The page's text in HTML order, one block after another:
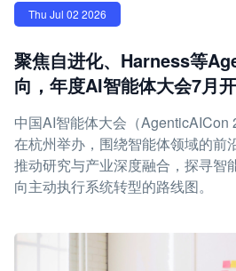
Thu Jul 02 2026
聚焦自进化、Harness等
向，年度AI智能体大会7月
中国AI智能体大会（AgenticAICon
在杭州举办，围绕智能体领域的前
推动研究与产业深度融合，探寻智
向主动执行系统转型的路线图。